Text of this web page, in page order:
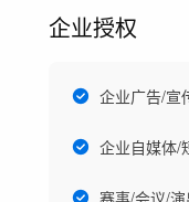
企业授权
企业广告/宣
企业自媒体/
赛事/会议/